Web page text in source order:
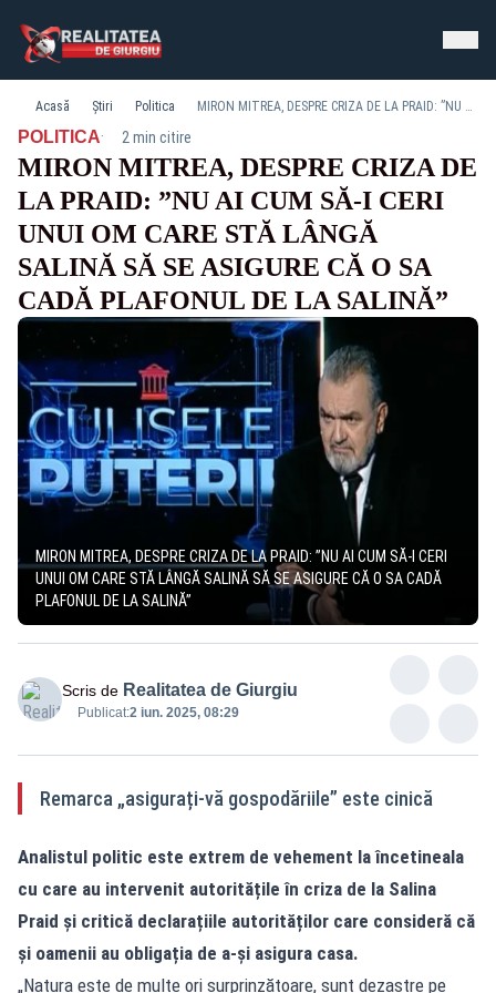
Acasă Știri Politica MIRON MITREA, DESPRE CRIZA DE LA PRAID: ”NU AI CUM SĂ-I CERI UNUI OM CARE STĂ LÂNGĂ SALINĂ SĂ SE ASIGURE CĂ O SA CADĂ PLAFONUL DE LA SALINĂ”
POLITICA· 2 min citire
MIRON MITREA, DESPRE CRIZA DE
LA PRAID: ”NU AI CUM SĂ-I CERI
UNUI OM CARE STĂ LÂNGĂ
SALINĂ SĂ SE ASIGURE CĂ O SA
CADĂ PLAFONUL DE LA SALINĂ”
MIRON MITREA, DESPRE CRIZA DE LA PRAID: ”NU AI CUM SĂ-I CERI
UNUI OM CARE STĂ LÂNGĂ SALINĂ SĂ SE ASIGURE CĂ O SA CADĂ
PLAFONUL DE LA SALINĂ”
Scris de Realitatea de Giurgiu
Publicat:2 iun. 2025, 08:29
Remarca „asigurați-vă gospodăriile” este cinică
Analistul politic este extrem de vehement la încetineala
cu care au intervenit autoritățile în criza de la Salina
Praid și critică declarațiile autorităților care consideră că
și oamenii au obligația de a-și asigura casa.
„Natura este de multe ori surprinzătoare, sunt dezastre pe